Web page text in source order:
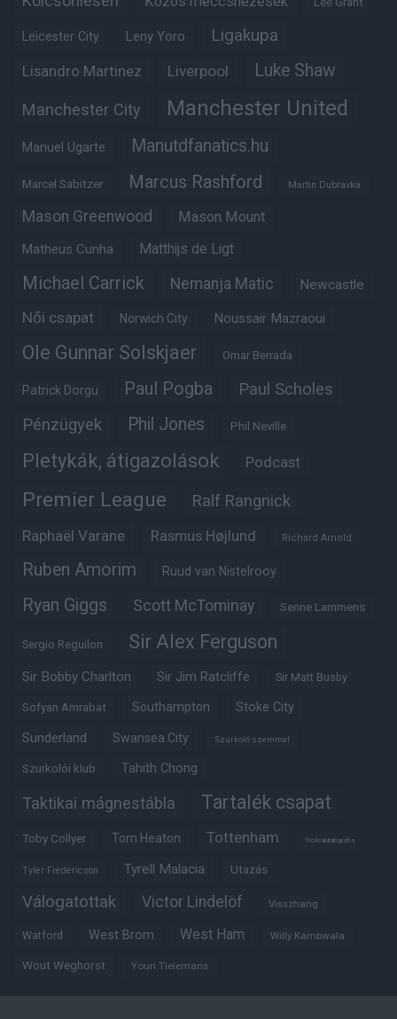
Leicester City Leny Yoro Ligakupa
Lisandro Martinez Liverpool Luke Shaw
Manchester City Manchester United
Manuel Ugarte Manutdfanatics.hu
Marcel Sabitzer Marcus Rashford Martin Dubravka
Mason Greenwood Mason Mount
Matheus Cunha Matthijs de Ligt
Michael Carrick Nemanja Matic Newcastle
Női csapat Norwich City Noussair Mazraoui
Ole Gunnar Solskjaer Omar Berrada
Patrick Dorgu Paul Pogba Paul Scholes
Pénzügyek Phil Jones Phil Neville
Pletykák, átigazolások Podcast
Premier League Ralf Rangnick
Raphaël Varane Rasmus Højlund Richard Arnold
Ruben Amorim Ruud van Nistelrooy
Ryan Giggs Scott McTominay Senne Lammens
Sergio Reguilon Sir Alex Ferguson
Sir Bobby Charlton Sir Jim Ratcliffe Sir Matt Busby
Sofyan Amrabat Southampton Stoke City
Sunderland Swansea City Szurkoló szemmel
Szurkolói klub Tahith Chong
Taktikai mágnestábla Tartalék csapat
Toby Collyer Tom Heaton Tottenham Trófeabibliográfia
Tyler Fredericson Tyrell Malacia Utazás
Válogatottak Victor Lindelöf Visszhang
Watford West Brom West Ham Willy Kambwala
Wout Weghorst Youri Tielemans